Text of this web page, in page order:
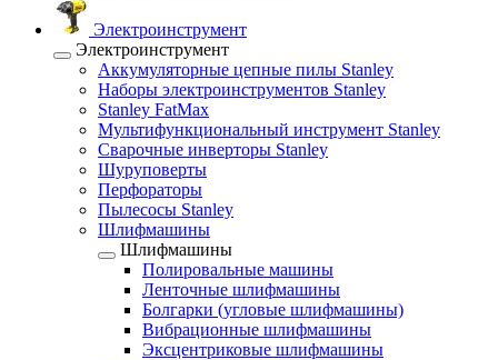
Электроинструмент
Электроинструмент
Аккумуляторные цепные пилы Stanley
Наборы электроинструментов Stanley
Stanley FatMax
Мультифункциональный инструмент Stanley
Сварочные инверторы Stanley
Шуруповерты
Перфораторы
Пылесосы Stanley
Шлифмашины
Шлифмашины
Полировальные машины
Ленточные шлифмашины
Болгарки (угловые шлифмашины)
Вибрационные шлифмашины
Эксцентриковые шлифмашины